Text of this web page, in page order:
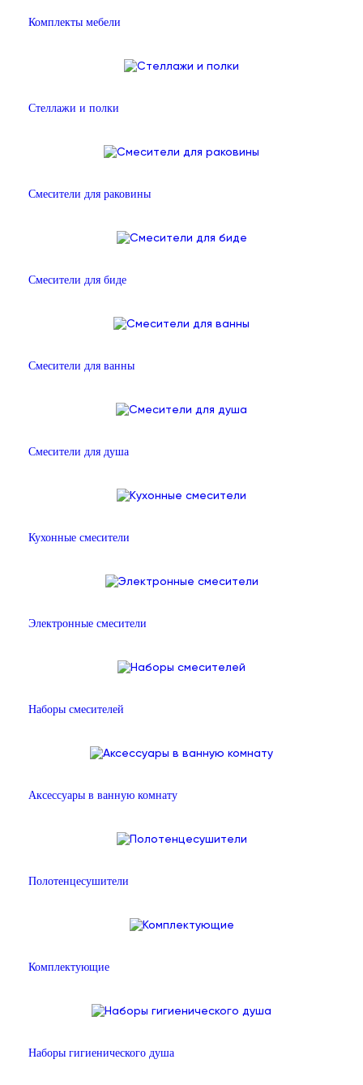
Комплекты мебели
Стеллажи и полки
Смесители для раковины
Смесители для биде
Смесители для ванны
Смесители для душа
Кухонные смесители
Электронные смесители
Наборы смесителей
Аксессуары в ванную комнату
Полотенцесушители
Комплектующие
Наборы гигиенического душа